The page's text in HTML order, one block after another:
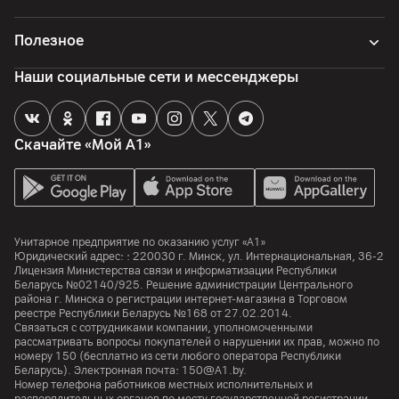
Тип оперативной памяти
Камера
Разрешение видео
Особенности
Камера с микрофоном
Интерфейсы и порты
Wi-Fi
5 (2.4 ГГц / 5 ГГц)
Bluetooth
5
LAN
Полезное
Скачайте «Мой А1»
Наши социальные сети и мессенджеры
Унитарное предприятие по оказанию услуг «А1»
Юридический адрес: : 220030 г. Минск, ул. Интернациональная, 36-2
Лицензия Министерства связи и информатизации Республики
Беларусь №02140/925. Решение администрации Центрального
района г. Минска о регистрации интернет-магазина в Торговом
реестре Республики Беларусь №168 от 27.02.2014.
Связаться с сотрудниками компании, уполномоченными
рассматривать вопросы покупателей о нарушении их прав, можно по
номеру 150 (бесплатно из сети любого оператора Республики
Беларусь). Электронная почта: 150@A1.by.
Номер телефона работников местных исполнительных и